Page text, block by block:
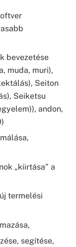
bevezetése
muda, muri),
Seiton
Seiketsu
andon,
„kiirtása” a
termelési
segítése,